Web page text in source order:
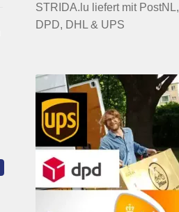
STRIDA.lu liefert mit PostNL,
DPD, DHL & UPS